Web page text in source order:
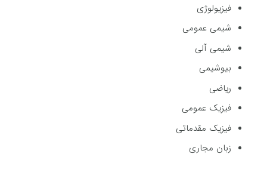
فیزیولوژی
شیمی عمومی
شیمی آلی
بیوشیمی
ریاضی
فیزیک عمومی
فیزیک مقدماتی
زبان مجاری